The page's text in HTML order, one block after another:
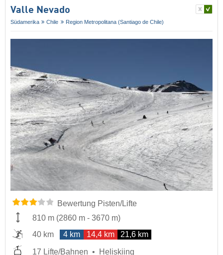
Valle Nevado
Südamerika Chile Region Metropolitana (Santiago de Chile)
Bewertung Pisten/Lifte
810 m (2860 m - 3670 m)
40 km
4 km 14,4 km 21,6 km
17 Lifte/Bahnen Heliskiing